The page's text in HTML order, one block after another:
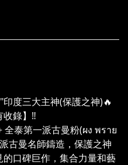
度三大主神(保護之神)🔥
錄】‼️
全泰第一派古曼粉(ผง พราย
古曼名師鑄造，保護之神
的口碑巨作，集合力量和藝